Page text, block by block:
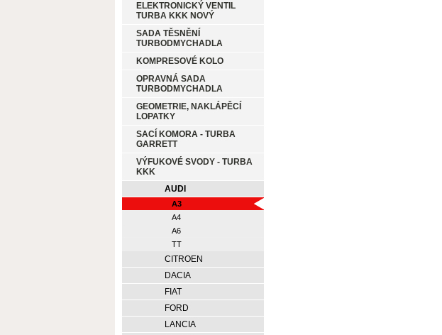
ELEKTRONICKÝ VENTIL
TURBA KKK NOVÝ
SADA TĚSNĚNÍ
TURBODMYCHADLA
KOMPRESOVÉ KOLO
OPRAVNÁ SADA
TURBODMYCHADLA
GEOMETRIE, NAKLÁPĚCÍ
LOPATKY
SACÍ KOMORA - TURBA
GARRETT
VÝFUKOVÉ SVODY - TURBA
KKK
AUDI
A3
A4
A6
TT
CITROEN
DACIA
FIAT
FORD
LANCIA